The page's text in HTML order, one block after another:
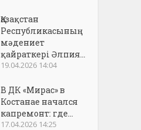
Қазақстан
Республикасының
мәдениет
қайраткері Әлпия...
19.04.2026 14:04
В ДК «Мирас» в
Костанае начался
капремонт: где...
17.04.2026 14:25